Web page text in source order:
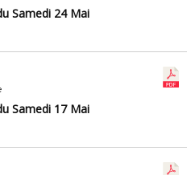
Samedi 24 Mai
Samedi 17 Mai